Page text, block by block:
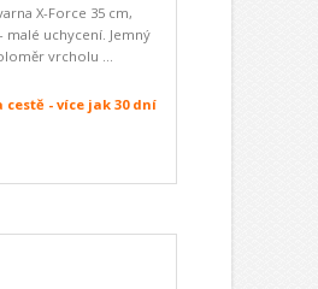
X-Force 35 cm,
malé uchycení. Jemný
vrcholu ...
cestě - více jak 30 dní